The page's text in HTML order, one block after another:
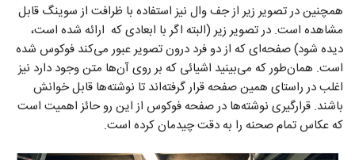
همچنین در تصویر زیر از جف وال نیز استفاده با ظرافت از سوینگ قابل
مشاهده است. در تصویر زیر (البته اگر با ابعادی که ارائه شده است،
دیده شود) صفحه‌ای که از دو فرد درون تصویر عبور می‌کند فوکوس شده
است. همان‌طور که می‌بینید اشیائی که بر روی آن‌ها متن وجود دارد نیز
اغلب در راستای همین صفحه قرار گرفته‌اند تا نوشته‌ها قابل خوانش
باشند. قرارگیری نوشته‌ها در صفحه فوکوس از این رو حائز اهمیت است
که عکاس تمام صحنه را به دقت چیدمان کرده است.